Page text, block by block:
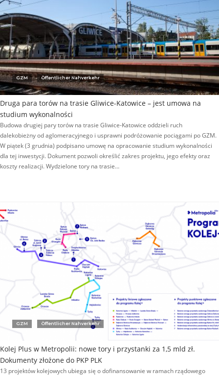
GZM Öffentlicher Nahverkehr
Druga para torów na trasie Gliwice-Katowice – jest umowa na
studium wykonalności
Budowa drugiej pary torów na trasie Gliwice-Katowice oddzieli ruch
dalekobieżny od aglomeracyjnego i usprawni podróżowanie pociągami po GZM.
W piątek (3 grudnia) podpisano umowę na opracowanie studium wykonalności
dla tej inwestycji. Dokument pozwoli określić zakres projektu, jego efekty oraz
koszty realizacji. Wydzielone tory na trasie…
GZM Öffentlicher Nahverkehr
Kolej Plus w Metropolii: nowe tory i przystanki za 1,5 mld zł.
Dokumenty złożone do PKP PLK
13 projektów kolejowych ubiega się o dofinansowanie w ramach rządowego